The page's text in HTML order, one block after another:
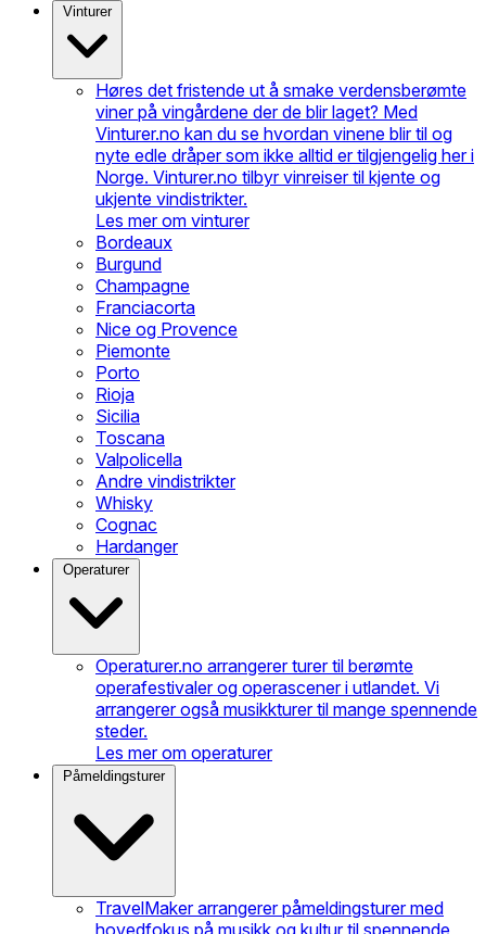
Vinturer
Høres det fristende ut å smake verdensberømte
viner på vingårdene der de blir laget? Med
Vinturer.no kan du se hvordan vinene blir til og
nyte edle dråper som ikke alltid er tilgjengelig her i
Norge. Vinturer.no tilbyr vinreiser til kjente og
ukjente vindistrikter.
Les mer om vinturer
Bordeaux
Burgund
Champagne
Franciacorta
Nice og Provence
Piemonte
Porto
Rioja
Sicilia
Toscana
Valpolicella
Andre vindistrikter
Whisky
Cognac
Hardanger
Operaturer
Operaturer.no arrangerer turer til berømte
operafestivaler og operascener i utlandet. Vi
arrangerer også musikkturer til mange spennende
steder.
Les mer om operaturer
Påmeldingsturer
TravelMaker arrangerer påmeldingsturer med
hovedfokus på musikk og kultur til spennende